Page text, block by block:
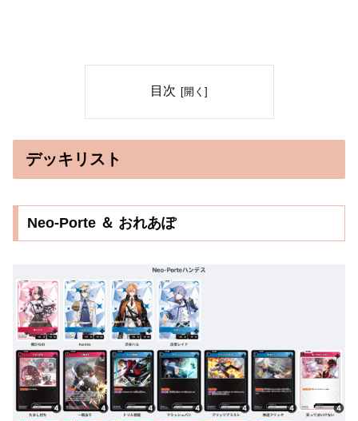
目次
デッキリスト
Neo-Porte ＆ おれあぽ